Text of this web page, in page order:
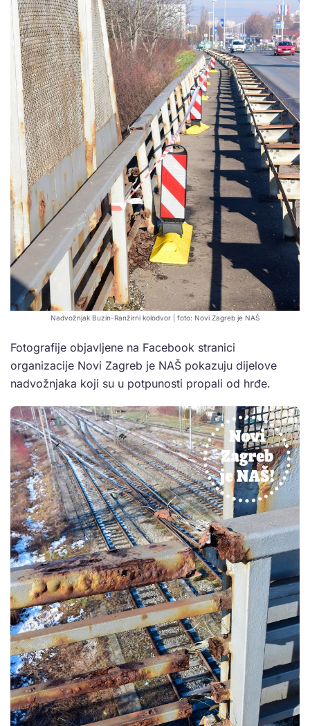
Nadvožnjak Buzin-Ranžirni kolodvor | foto: Novi Zagreb je NAŠ
Fotografije objavljene na Facebook stranici
organizacije Novi Zagreb je NAŠ pokazuju dijelove
nadvožnjaka koji su u potpunosti propali od hrđe.